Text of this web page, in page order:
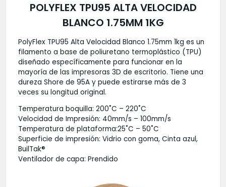
POLYFLEX TPU95 ALTA VELOCIDAD
BLANCO 1.75MM 1KG
PolyFlex TPU95 Alta Velocidad Blanco 1.75mm 1kg es un
filamento a base de poliuretano termoplástico (TPU)
diseñado específicamente para funcionar en la
mayoría de las impresoras 3D de escritorio. Tiene una
dureza Shore de 95A y puede estirarse más de 3
veces su longitud original.
Temperatura boquilla: 200˚C – 220˚C
Velocidad de Impresión: 40mm/s – 100mm/s
Temperatura de plataforma:25˚C – 50˚C
Superficie de impresión: Vidrio con goma, Cinta azul,
BuilTak®
Ventilador de capa: Prendido